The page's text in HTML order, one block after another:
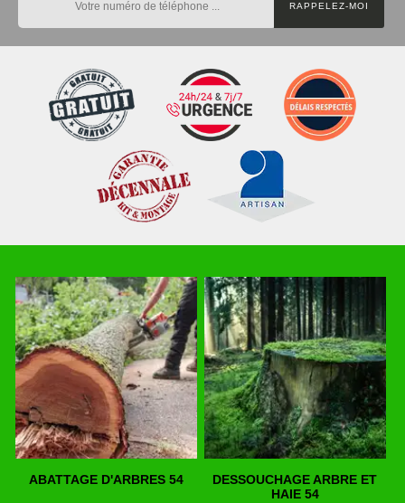
ABATTAGE D'ARBRES 54
DESSOUCHAGE ARBRE ET
HAIE 54